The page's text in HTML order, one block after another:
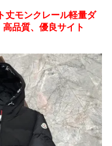
丈モンクレール軽量ダ
品質、優良サイト